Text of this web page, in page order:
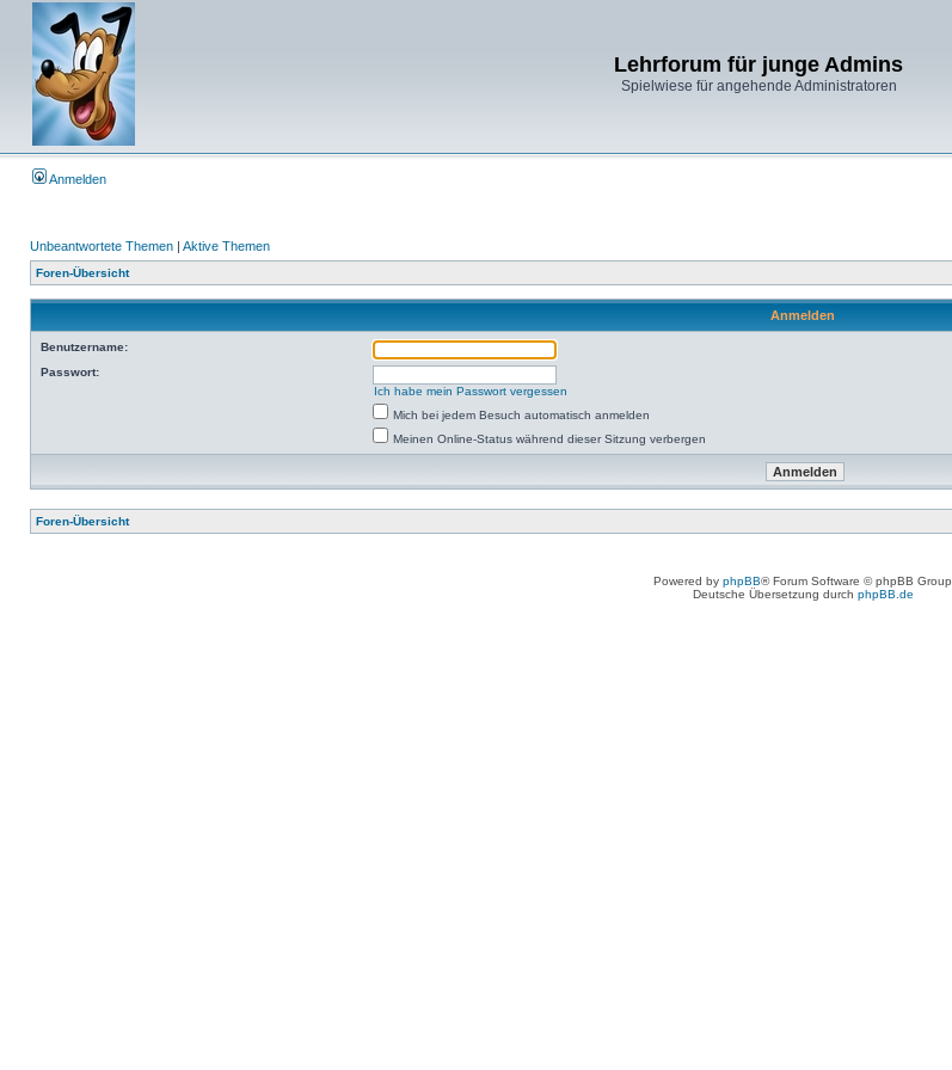
Lehrforum für junge Admins
Spielwiese für angehende Administratoren
Anmelden
Unbeantwortete Themen | Aktive Themen
Foren-Übersicht
Anmelden
Benutzername:
Passwort:
Ich habe mein Passwort vergessen
Mich bei jedem Besuch automatisch anmelden
Meinen Online-Status während dieser Sitzung verbergen
Foren-Übersicht
Powered by phpBB® Forum Software © phpBB Group
Deutsche Übersetzung durch phpBB.de